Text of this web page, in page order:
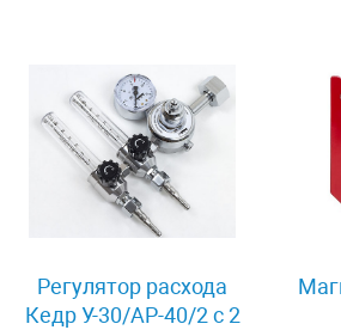
Регулятор расхода
Кедр У-30/АР-40/2 с 2